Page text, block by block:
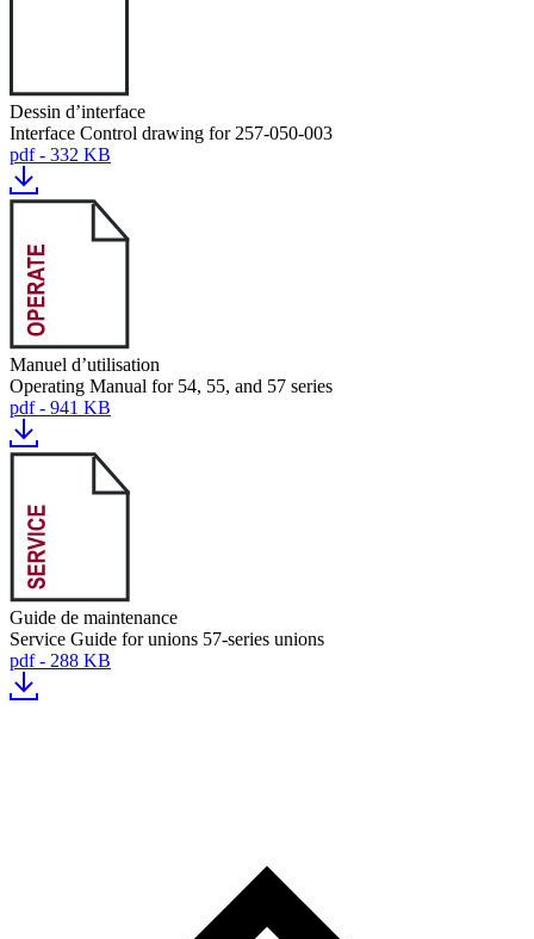
Dessin d’interface
Interface Control drawing for 257-050-003
pdf - 332 KB
Manuel d’utilisation
Operating Manual for 54, 55, and 57 series
pdf - 941 KB
Guide de maintenance
Service Guide for unions 57-series unions
pdf - 288 KB